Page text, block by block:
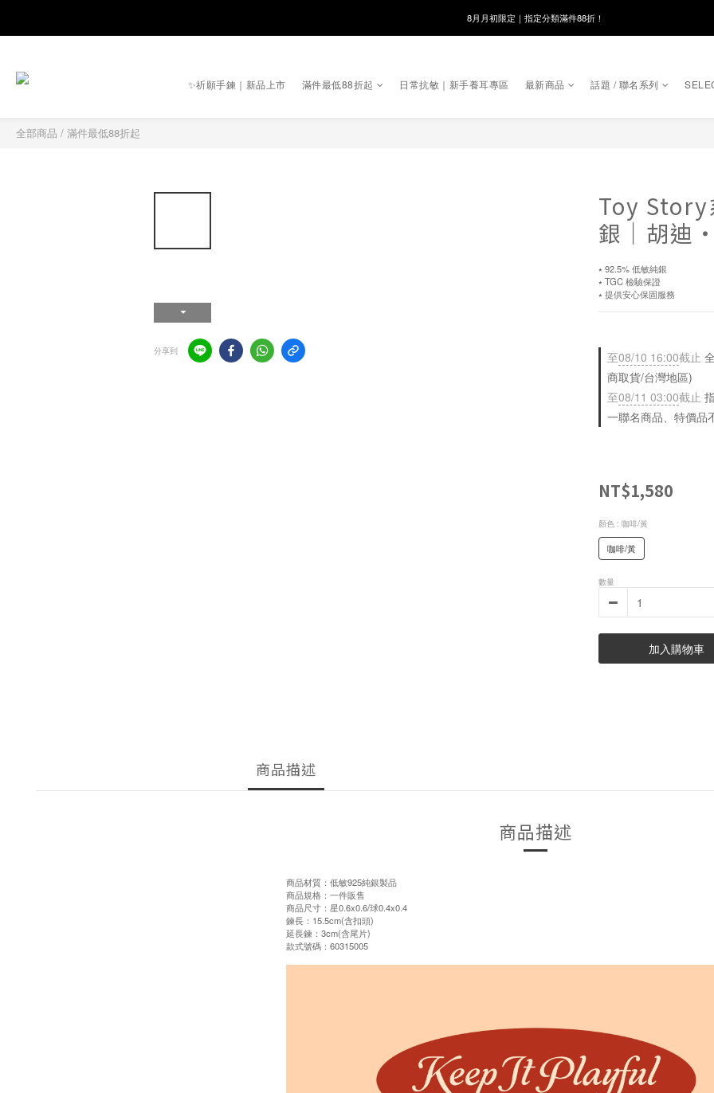
8月月初限定｜指定分類滿件88折！
線在，好事發生｜祈願新品 第2件享9折
8月月初限定｜指定分類滿件88折！
✨祈願手鍊｜新品上市 滿件最低88折起 日常抗敏｜新手養耳專區 最新商品 話題 / 聯名系列
全部商品 / 滿件最低88折起
分享到
Toy Story
銀｜胡迪
⭑ 92.5% 低敏純銀
⭑ TGC 檢驗保證
⭑ 提供安心保固服務
至08/10 16:00截止
商取貨/台灣地區)
至08/11 03:00截止
一聯名商品、特價品
NT$1,580
顏色 : 咖啡/黃
咖啡/黃
數量
加入購物車
商品描述
商品描述
商品材質：低敏925純銀製品
商品規格：一件販售
商品尺寸：星0.6x0.6/球0.4x0.4
鍊長：15.5cm(含扣頭)
延長鍊：3cm(含尾片)
款式號碼：60315005